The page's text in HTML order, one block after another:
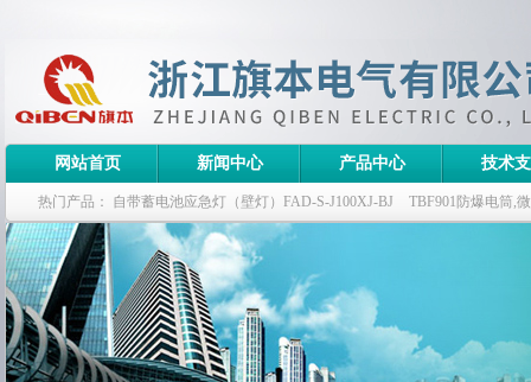
网站首页 新闻中心 产品中心 技术
热门产品： 自带蓄电池应急灯（壁灯）FAD-S-J100XJ-BJ TBF901防爆电筒,
栏式无极灯 G9960-W120W长寿无极工厂灯,三防无极灯
防爆泛光灯